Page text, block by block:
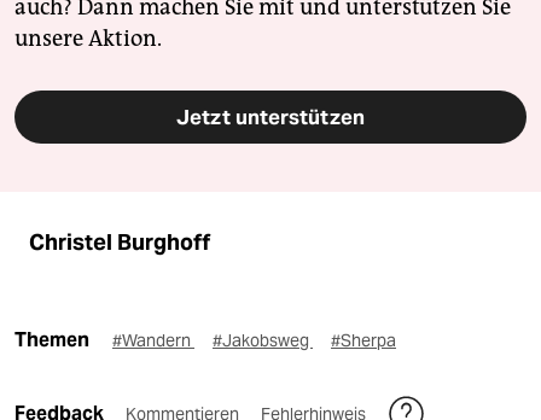
auch? Dann machen Sie mit und unterstützen Sie
unsere Aktion.
Jetzt unterstützen
Christel Burghoff
Themen #Wandern #Jakobsweg #Sherpa
Feedback Kommentieren Fehlerhinweis